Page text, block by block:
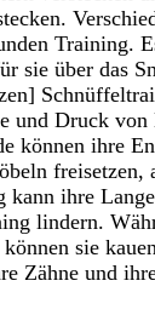
Training.
sie über das
und Druck von
können ihre
freisetzen,
kann ihre
lindern.
sie
Zähne und